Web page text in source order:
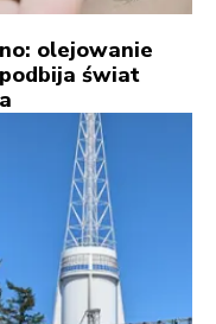
olejowanie
świat